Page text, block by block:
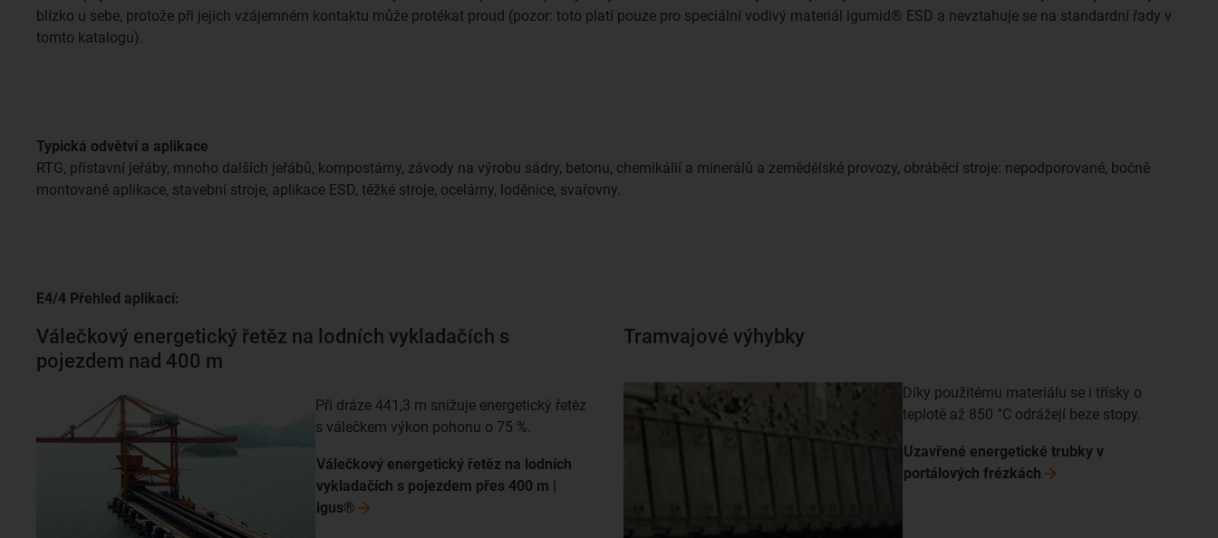
blízko u sebe, protože při jejich vzájemném kontaktu může protékat proud (pozor: toto platí pouze pro speciální vodivý materiál igumid® ESD a nevztahuje se na standardní řady v
tomto katalogu).
Typická odvětví a aplikace
RTG, přístavní jeřáby, mnoho dalších jeřábů, kompostárny, závody na výrobu sádry, betonu, chemikálií a minerálů a zemědělské provozy, obráběcí stroje: nepodporované, bočně
montované aplikace, stavební stroje, aplikace ESD, těžké stroje, ocelárny, loděnice, svařovny.
E4/4 Přehled aplikací:
Válečkový energetický řetěz na lodních vykladačích s
pojezdem nad 400 m
Při dráze 441,3 m snižuje energetický řetěz
s válečkem výkon pohonu o 75 %.
Válečkový energetický řetěz na lodních
vykladačích s pojezdem přes 400 m |
igus®
Tramvajové výhybky
Díky použitému materiálu se i třísky o
teplotě až 850 °C odrážejí beze stopy.
Uzavřené energetické trubky v
portálových frézkách